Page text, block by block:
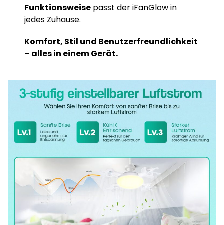
Funktionsweise passt der iFanGlow in
jedes Zuhause.
Komfort, Stil und Benutzerfreundlichkeit
– alles in einem Gerät.